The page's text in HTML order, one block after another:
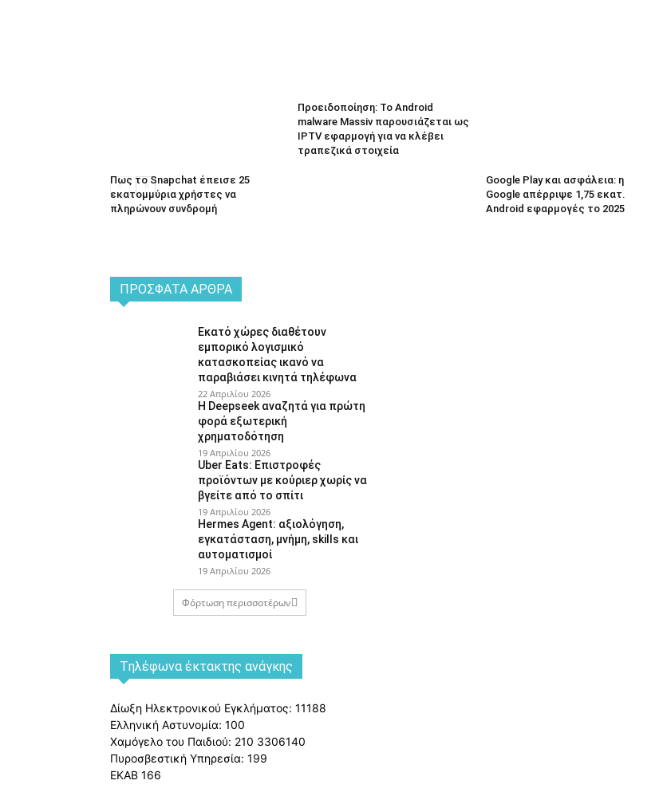
Πως το Snapchat έπεισε 25
εκατομμύρια χρήστες να
πληρώνουν συνδρομή
Προειδοποίηση: Το Android
malware Massiv παρουσιάζεται ως
IPTV εφαρμογή για να κλέβει
τραπεζικά στοιχεία
Google Play και ασφάλεια: η
Google απέρριψε 1,75 εκατ.
Android εφαρμογές το 2025
ΠΡΌΣΦΑΤΑ ΆΡΘΡΑ
Εκατό χώρες διαθέτουν
εμπορικό λογισμικό
κατασκοπείας ικανό να
παραβιάσει κινητά τηλέφωνα
22 Απριλίου 2026
Η Deepseek αναζητά για πρώτη
φορά εξωτερική
χρηματοδότηση
19 Απριλίου 2026
Uber Eats: Επιστροφές
προϊόντων με κούριερ χωρίς να
βγείτε από το σπίτι
19 Απριλίου 2026
Hermes Agent: αξιολόγηση,
εγκατάσταση, μνήμη, skills και
αυτοματισμοί
19 Απριλίου 2026
Φόρτωση περισσοτέρων
Tηλέφωνα έκτακτης ανάγκης
Δίωξη Ηλεκτρονικού Εγκλήματος: 11188
Ελληνική Αστυνομία: 100
Χαμόγελο του Παιδιού: 210 3306140
Πυροσβεστική Υπηρεσία: 199
ΕΚΑΒ 166